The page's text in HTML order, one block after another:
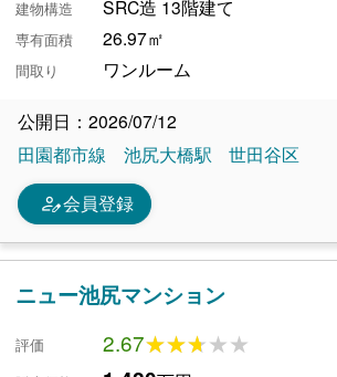
建物構造 SRC造 13階建て
専有面積 26.97㎡
間取り ワンルーム
公開日：2026/07/12
田園都市線
池尻大橋駅 世田谷区
person_edit会員登録
ニュー池尻マンション
評価 2.67★★★★★
★★★★★